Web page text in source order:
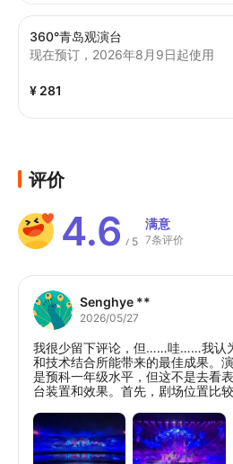
360°青岛观演台
现在预订，2026年8月9日起使用
¥ 281
评价
4.6 / 5
满意
7条评价
Senghye **
2026/05/27
我很少留下评论，但……哇……我认
和技术结合所能带来的最佳成果。
是预科一年级水平，但这不是去看
台装置和效果。首先，剧场位置比
看，非常适合小学男生或年长的父母
为是和中国人一起看演出，所以有
嗯……你懂的，但以这个价格能看到